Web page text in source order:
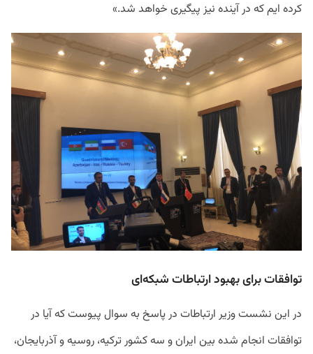
کرده ایم که در آینده نیز پیگیری خواهد شد.»
توافقات برای بهبود ارتباطات شبکهای
در این نشست وزیر ارتباطات در پاسخ به سوال پیوست که آیا در
توافقات انجام شده بین ایران و سه کشور ترکیه، روسیه و آذربایجان،